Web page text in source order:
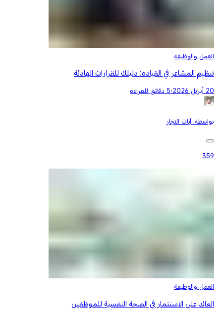
العمل والوظيفة
تنظيم المشاعر في القيادة: دليلك للقرارات الهادئة
20 أبريل 2026 •5 دقائق للقراءة
بواسطة: آيات النجار
359
العمل والوظيفة
العائد على الاستثمار في الصحة النفسية للموظفين